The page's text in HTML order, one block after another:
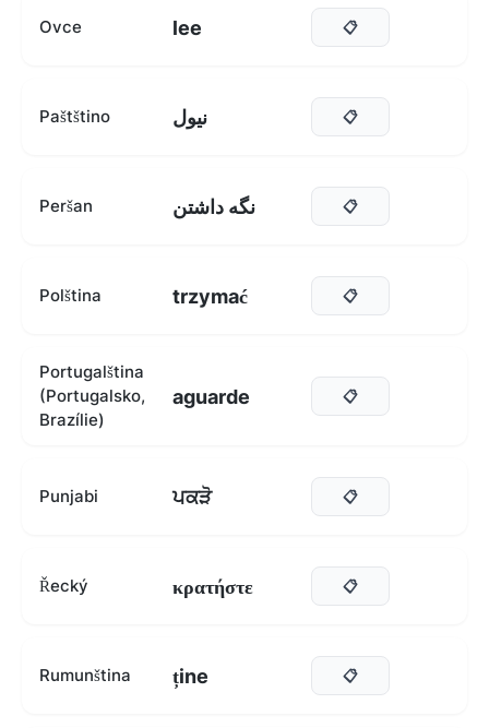
Ovce lee 📋
Paštštino نیول 📋
Peršan نگه داشتن 📋
Polština trzymać 📋
Portugalština
(Portugalsko,
Brazílie)
aguarde 📋
Punjabi ਪਕੜੋ 📋
Řecký κρατήστε 📋
Rumunština ține 📋